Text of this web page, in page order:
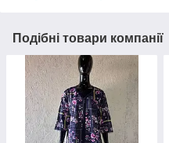
Подібні товари компанії